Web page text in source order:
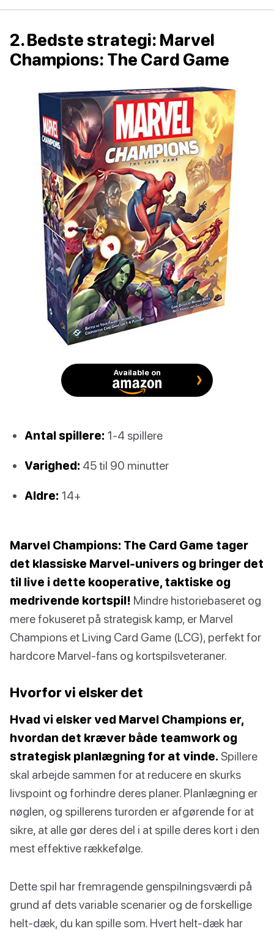
2. Bedste strategi: Marvel
Champions: The Card Game
Available on
Antal spillere: 1-4 spillere
Varighed: 45 til 90 minutter
Aldre: 14+
Marvel Champions: The Card Game tager
det klassiske Marvel-univers og bringer det
til live i dette kooperative, taktiske og
medrivende kortspil! Mindre historiebaseret og
mere fokuseret på strategisk kamp, er Marvel
Champions et Living Card Game (LCG), perfekt for
hardcore Marvel-fans og kortspilsveteraner.
Hvorfor vi elsker det
Hvad vi elsker ved Marvel Champions er,
hvordan det kræver både teamwork og
strategisk planlægning for at vinde. Spillere
skal arbejde sammen for at reducere en skurks
livspoint og forhindre deres planer. Planlægning er
nøglen, og spillerens turorden er afgørende for at
sikre, at alle gør deres del i at spille deres kort i den
mest effektive rækkefølge.
Dette spil har fremragende genspilningsværdi på
grund af dets variable scenarier og de forskellige
helt-dæk, du kan spille som. Hvert helt-dæk har